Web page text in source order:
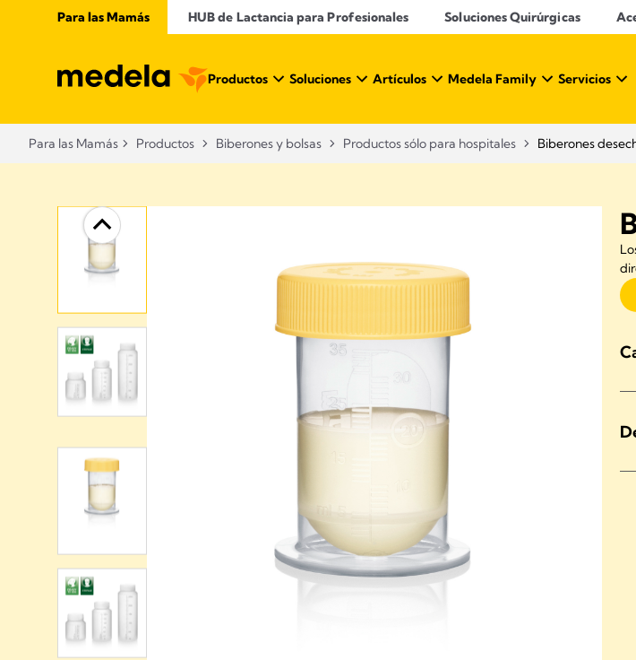
Para las Mamás ​ HUB de Lactancia para Profesionales Soluciones Quirúrgicas
Productos Soluciones Artículos Medela Family Servicios
Para las Mamás Productos Biberones y bolsas Productos sólo para hospitales Biberones